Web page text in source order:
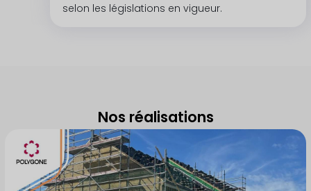
selon les législations en vigueur.
Nos réalisations